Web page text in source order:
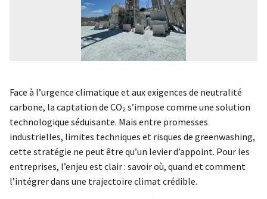
Face à l’urgence climatique et aux exigences de neutralité
carbone, la captation de CO₂ s’impose comme une solution
technologique séduisante. Mais entre promesses
industrielles, limites techniques et risques de greenwashing,
cette stratégie ne peut être qu’un levier d’appoint. Pour les
entreprises, l’enjeu est clair : savoir où, quand et comment
l’intégrer dans une trajectoire climat crédible.